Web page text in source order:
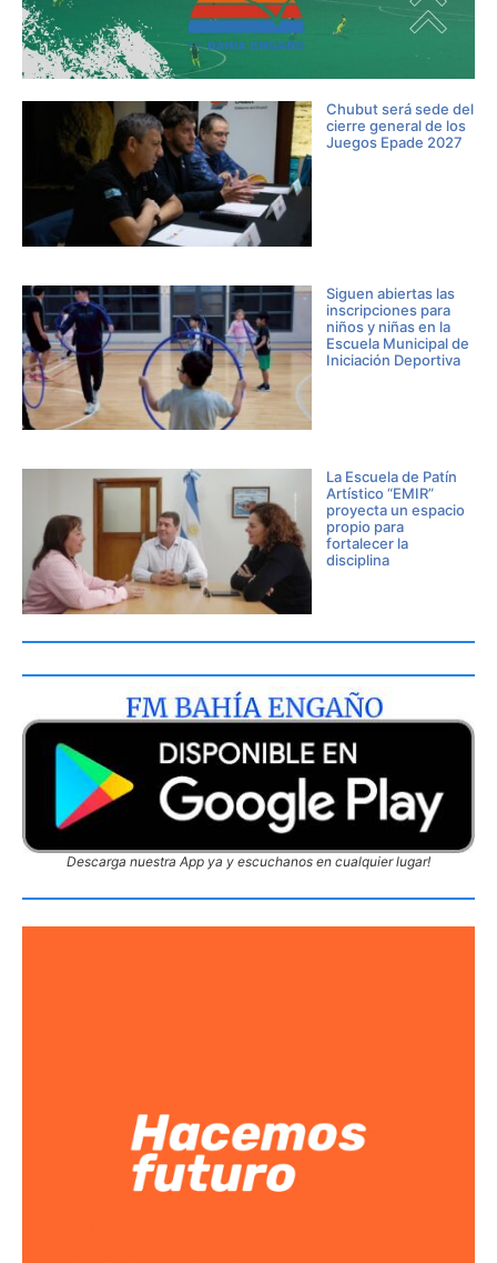
Chubut será sede del
cierre general de los
Juegos Epade 2027
Siguen abiertas las
inscripciones para
niños y niñas en la
Escuela Municipal de
Iniciación Deportiva
La Escuela de Patín
Artístico “EMIR”
proyecta un espacio
propio para
fortalecer la
disciplina
Descarga nuestra App ya y escuchanos en cualquier lugar!